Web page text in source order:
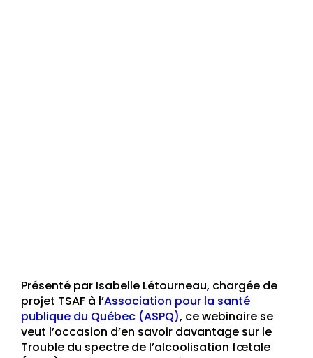
Présenté par Isabelle Létourneau, chargée de
projet TSAF à l’Association pour la santé
publique du Québec (ASPQ), ce webinaire se
veut l’occasion d’en savoir davantage sur le
Trouble du spectre de l’alcoolisation fœtale